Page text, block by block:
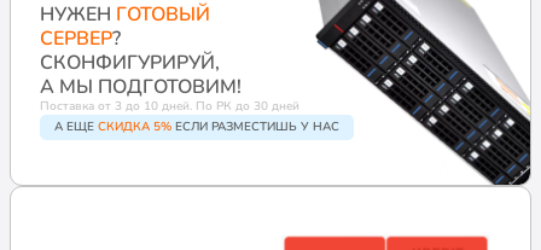
НУЖЕН ГОТОВЫЙ
СЕРВЕР?
СКОНФИГУРИРУЙ,
А МЫ ПОДГОТОВИМ!
Поставка от 3 до 10 дней. По РК до 30 дней
А ЕЩЕ СКИДКА 5% ЕСЛИ РАЗМЕСТИШЬ У НАС